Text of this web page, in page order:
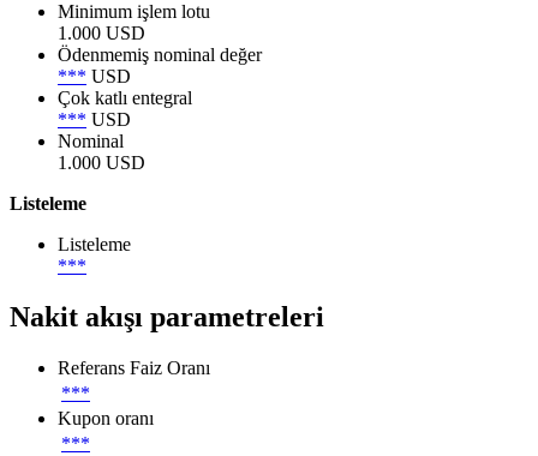
Minimum işlem lotu
1.000 USD
Ödenmemiş nominal değer
*** USD
Çok katlı entegral
*** USD
Nominal
1.000 USD
Listeleme
Listeleme
***
Nakit akışı parametreleri
Referans Faiz Oranı
***
Kupon oranı
***